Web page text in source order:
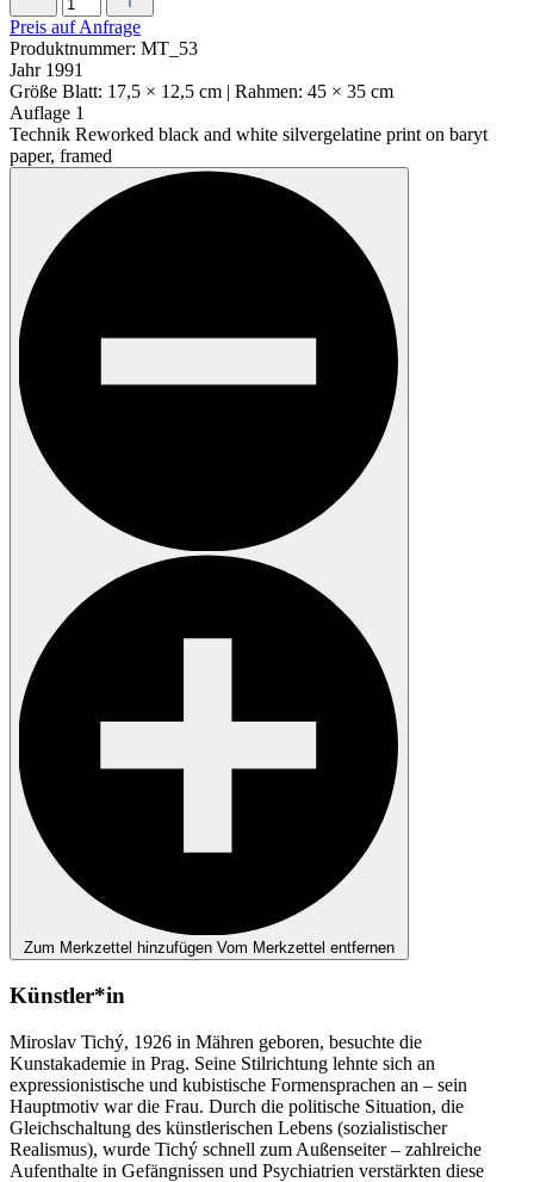
Preis auf Anfrage
Produktnummer: MT_53
Jahr 1991
Größe Blatt: 17,5 × 12,5 cm | Rahmen: 45 × 35 cm
Auflage 1
Technik Reworked black and white silvergelatine print on baryt
paper, framed
Zum Merkzettel hinzufügen Vom Merkzettel entfernen
Künstler*in
Miroslav Tichý, 1926 in Mähren geboren, besuchte die
Kunstakademie in Prag. Seine Stilrichtung lehnte sich an
expressionistische und kubistische Formensprachen an – sein
Hauptmotiv war die Frau. Durch die politische Situation, die
Gleichschaltung des künstlerischen Lebens (sozialistischer
Realismus), wurde Tichý schnell zum Außenseiter – zahlreiche
Aufenthalte in Gefängnissen und Psychiatrien verstärkten diese